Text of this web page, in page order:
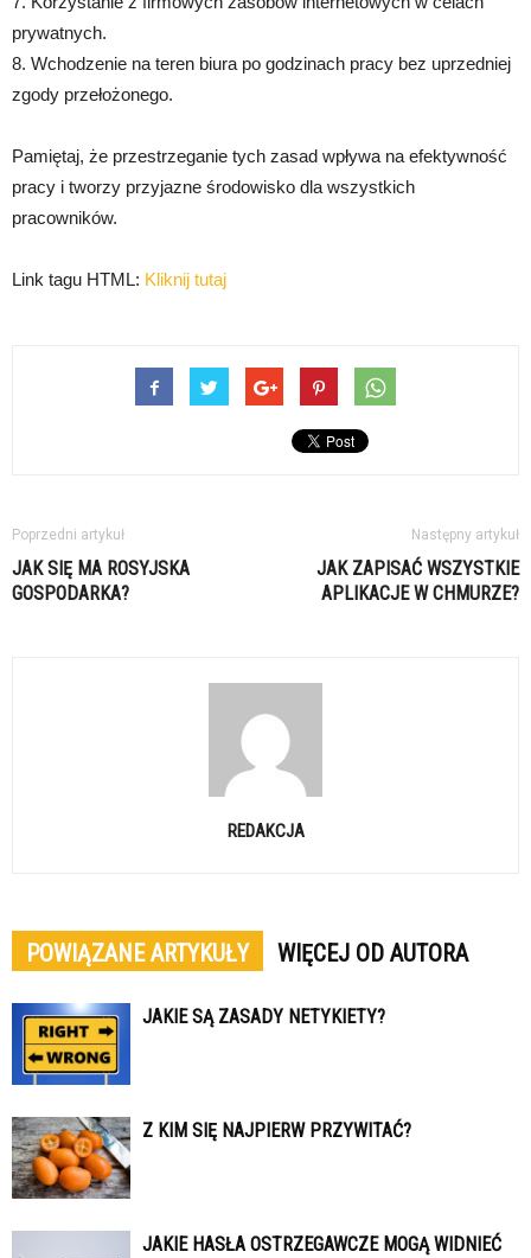
prywatnych.
8. Wchodzenie na teren biura po godzinach pracy bez uprzedniej
zgody przełożonego.
Pamiętaj, że przestrzeganie tych zasad wpływa na efektywność
pracy i tworzy przyjazne środowisko dla wszystkich
pracowników.
Link tagu HTML: Kliknij tutaj
Poprzedni artykuł
JAK SIĘ MA ROSYJSKA
GOSPODARKA?
Następny artykuł
JAK ZAPISAĆ WSZYSTKIE
APLIKACJE W CHMURZE?
REDAKCJA
POWIĄZANE ARTYKUŁY WIĘCEJ OD AUTORA
JAKIE SĄ ZASADY NETYKIETY?
Z KIM SIĘ NAJPIERW PRZYWITAĆ?
JAKIE HASŁA OSTRZEGAWCZE MOGĄ WIDNIEĆ